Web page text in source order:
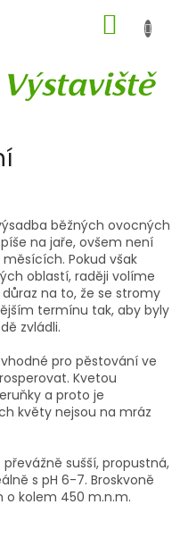
KOŠÍK
běžných ovocných
na jaře, ovšem není
Pokud však
oblastí, raději volíme
na to, že se stromy
termínu tak, aby byly
zvládli.
pro pěstování ve
Kvetou
a proto je
květy nejsou na mráz
sušší, propustná,
s pH 6-7. Broskvoně
o kolem 450 m.n.m.